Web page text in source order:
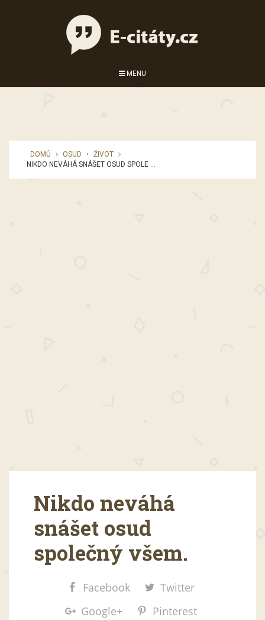
MENU
DOMŮ OSUD •
ŽIVOT
NIKDO NEVÁHÁ SNÁŠET OSUD SPOLE ...
Nikdo neváhá
snášet osud
společný všem.
Facebook
Twitter
Google+
Pinterest